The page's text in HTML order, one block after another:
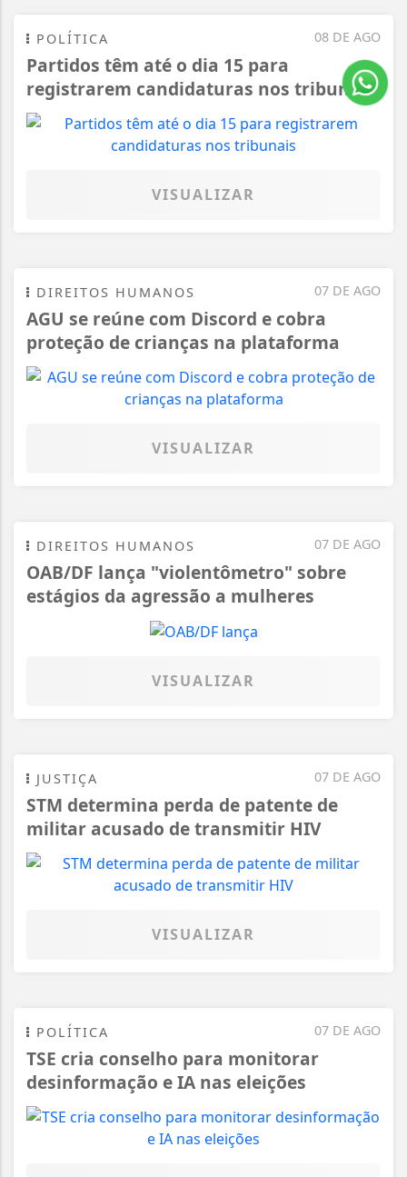
08 DE AGO
POLÍTICA
Partidos têm até o dia 15 para
registrarem candidaturas nos tribunais
VISUALIZAR
07 DE AGO
DIREITOS HUMANOS
AGU se reúne com Discord e cobra
proteção de crianças na plataforma
VISUALIZAR
07 DE AGO
DIREITOS HUMANOS
OAB/DF lança "violentômetro" sobre
estágios da agressão a mulheres
VISUALIZAR
07 DE AGO
JUSTIÇA
STM determina perda de patente de
militar acusado de transmitir HIV
VISUALIZAR
07 DE AGO
POLÍTICA
TSE cria conselho para monitorar
desinformação e IA nas eleições